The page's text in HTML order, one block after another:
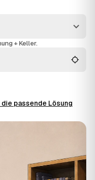
und
besenrein
Nenndorf oder
+ Keller.
passende Lösung